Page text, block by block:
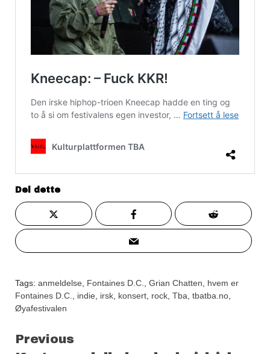
Del dette
Tags: anmeldelse Fontaines D.C. Grian Chatten
hvem er
Fontaines D.C.
indie irsk konsert rock Tba tbatba.no
Øyafestivalen
Continue
Previous